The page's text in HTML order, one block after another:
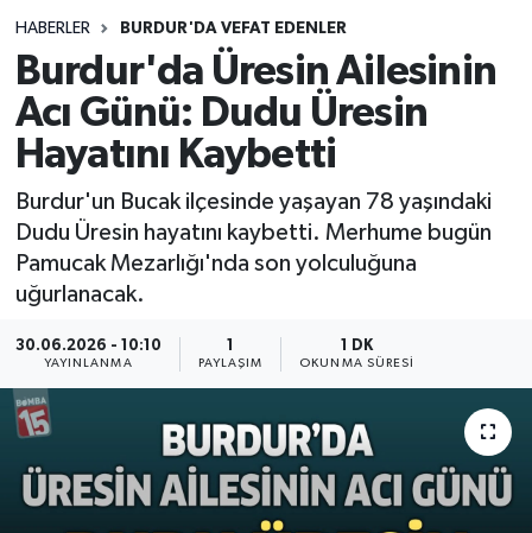
HABERLER BURDUR'DA VEFAT EDENLER
Burdur'da Üresin Ailesinin
Acı Günü: Dudu Üresin
Hayatını Kaybetti
Burdur'un Bucak ilçesinde yaşayan 78 yaşındaki
Dudu Üresin hayatını kaybetti. Merhume bugün
Pamucak Mezarlığı'nda son yolculuğuna
uğurlanacak.
30.06.2026 - 10:10
YAYINLANMA
1
PAYLAŞIM
1 DK
OKUNMA SÜRESI
Spor
Tebrik
Türkiye